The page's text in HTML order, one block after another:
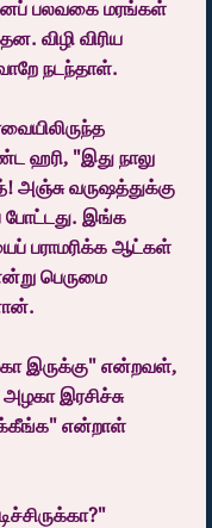
பலவகை மரங்கள்
விழி விரிய
நடந்தாள்.
"இது நாலு
அஞ்சு வருஷத்துக்கு
போட்டது. இங்க
பராமரிக்க ஆட்கள்
பெருமை
இரசிச்சு
என்றாள்